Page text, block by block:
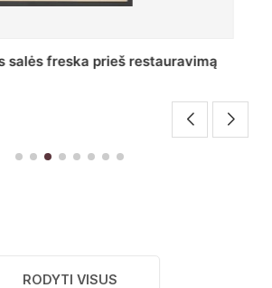
universiteto bibliotekos Profesorių
RODYTI VISUS